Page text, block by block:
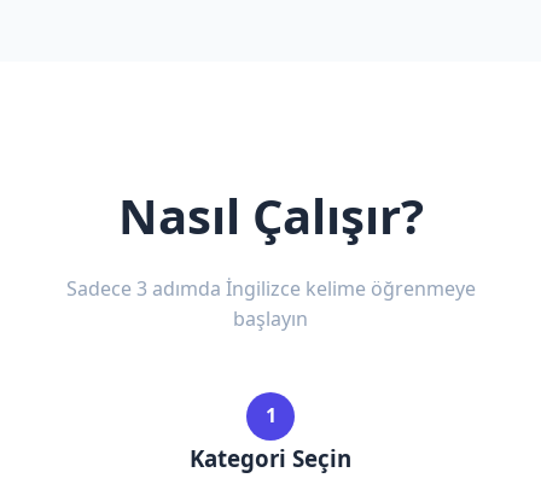
Nasıl Çalışır?
Sadece 3 adımda İngilizce kelime öğrenmeye
başlayın
1
Kategori Seçin